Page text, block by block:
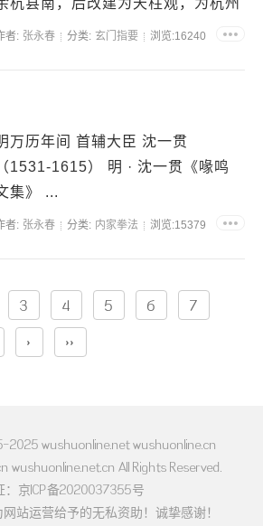
杭县南，后改建为天柱观，为杭州
早之宫观。到了东晋时候，丹阳句
者: 张永春 分类: 玄门指要 浏览:16240
万历年间 首辅大臣 沈一贯
（1531-1615） 明 · 沈一贯《喙鸣
集》 ...
者: 张永春 分类: 内家拳法 浏览:15379
3 4 5 6 7
› ››
wushuonline.net wushuonline.cn
wushuonline.net.cn All Rights Reserved.
：京ICP备2020037355号
站运营给予的无私资助！诚挚感谢！